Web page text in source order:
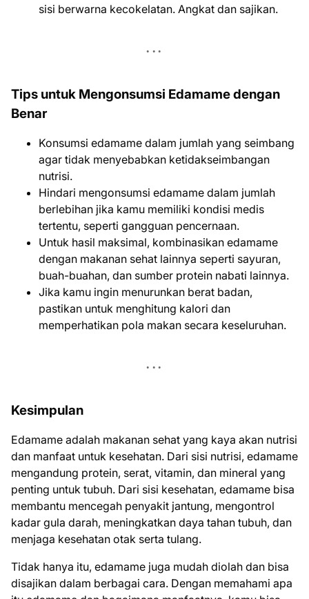
sisi berwarna kecokelatan. Angkat dan sajikan.
Tips untuk Mengonsumsi Edamame dengan
Benar
Konsumsi edamame dalam jumlah yang seimbang
agar tidak menyebabkan ketidakseimbangan
nutrisi.
Hindari mengonsumsi edamame dalam jumlah
berlebihan jika kamu memiliki kondisi medis
tertentu, seperti gangguan pencernaan.
Untuk hasil maksimal, kombinasikan edamame
dengan makanan sehat lainnya seperti sayuran,
buah-buahan, dan sumber protein nabati lainnya.
Jika kamu ingin menurunkan berat badan,
pastikan untuk menghitung kalori dan
memperhatikan pola makan secara keseluruhan.
Kesimpulan
Edamame adalah makanan sehat yang kaya akan nutrisi
dan manfaat untuk kesehatan. Dari sisi nutrisi, edamame
mengandung protein, serat, vitamin, dan mineral yang
penting untuk tubuh. Dari sisi kesehatan, edamame bisa
membantu mencegah penyakit jantung, mengontrol
kadar gula darah, meningkatkan daya tahan tubuh, dan
menjaga kesehatan otak serta tulang.
Tidak hanya itu, edamame juga mudah diolah dan bisa
disajikan dalam berbagai cara. Dengan memahami apa